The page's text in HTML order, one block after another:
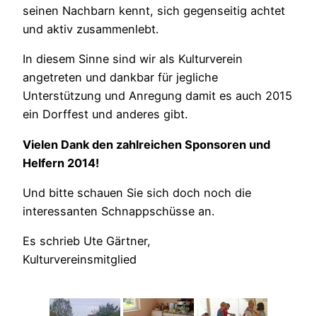
seinen Nachbarn kennt, sich gegenseitig achtet
und aktiv zusammenlebt.
In diesem Sinne sind wir als Kulturverein
angetreten und dankbar für jegliche
Unterstützung und Anregung damit es auch 2015
ein Dorffest und anderes gibt.
Vielen Dank den zahlreichen Sponsoren und
Helfern 2014!
Und bitte schauen Sie sich doch noch die
interessanten Schnappschüsse an.
Es schrieb Ute Gärtner,
Kulturvereinsmitglied